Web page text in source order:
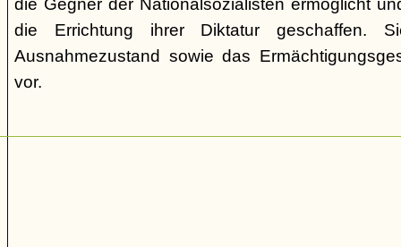
die Gegner der Nationalsozialisten ermöglicht
die Errichtung ihrer Diktatur geschaffen.
Ausnahmezustand sowie das
vor.